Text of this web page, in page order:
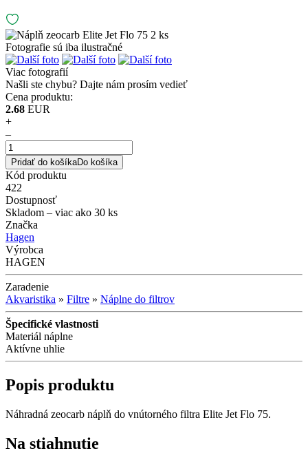
Fotografie sú iba ilustračné
Viac fotografií
Našli ste chybu? Dajte nám prosím vedieť
Cena produktu:
2.68 EUR
+
–
Pridať do košíkaDo košíka
Kód produktu
422
Dostupnosť
Skladom – viac ako 30 ks
Značka
Hagen
Výrobca
HAGEN
Zaradenie
Akvaristika » Filtre » Náplne do filtrov
Špecifické vlastnosti
Materiál náplne
Aktívne uhlie
Popis produktu
Náhradná zeocarb náplň do vnútorného filtra Elite Jet Flo 75.
Na stiahnutie